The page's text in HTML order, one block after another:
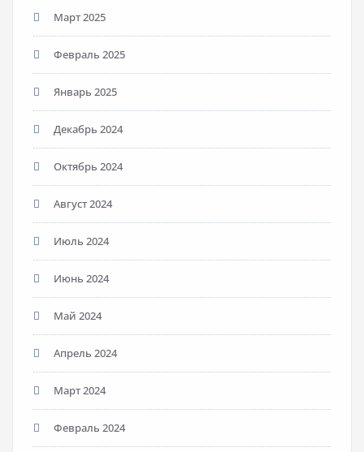
Март 2025
Февраль 2025
Январь 2025
Декабрь 2024
Октябрь 2024
Август 2024
Июль 2024
Июнь 2024
Май 2024
Апрель 2024
Март 2024
Февраль 2024